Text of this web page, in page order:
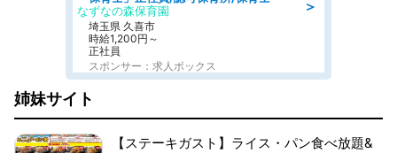
＞
なずなの森保育園
埼玉県 久喜市
時給1,200円～
正社員
スポンサー：求人ボックス
姉妹サイト
【ステーキガスト】ライス・パン食べ放題&